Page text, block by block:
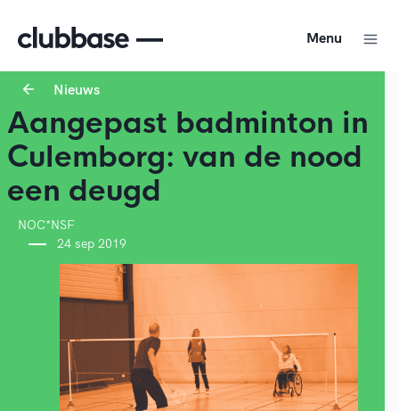
Menu
Nieuws
Aangepast badminton in
Culemborg: van de nood
een deugd
NOC*NSF
24 sep 2019